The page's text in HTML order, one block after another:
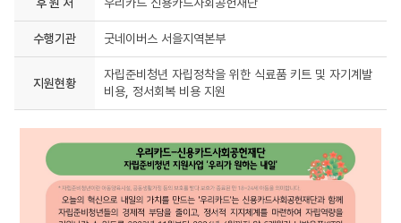
수행기관 굿네이버스 서을지역본부
지원현황
자립준비청년 자립정착을 위한 식료품 키트 및 자기계발
비용, 정서회복 비용 지원